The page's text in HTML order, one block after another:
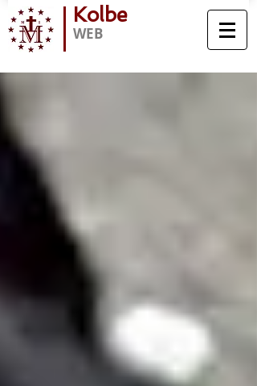
Kolbe
WEB